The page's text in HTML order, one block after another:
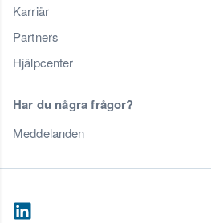
Karriär
Partners
Hjälpcenter
Har du några frågor?
Meddelanden